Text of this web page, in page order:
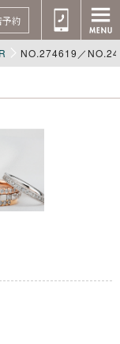
約
NO.274619／